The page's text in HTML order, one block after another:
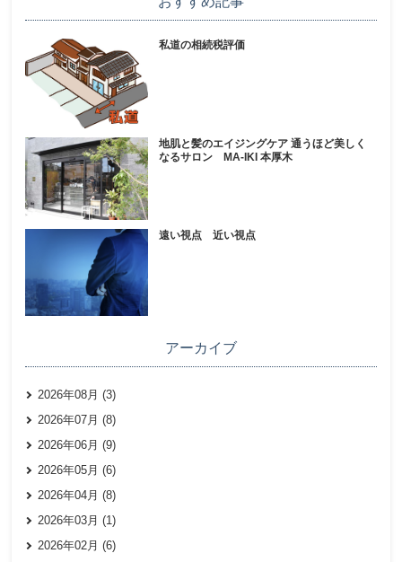
私道の相続税評価
地肌と髪のエイジングケア 通うほど美しく
なるサロン MA-IKI 本厚木
遠い視点 近い視点
アーカイブ
2026年08月 (3)
2026年07月 (8)
2026年06月 (9)
2026年05月 (6)
2026年04月 (8)
2026年03月 (1)
2026年02月 (6)